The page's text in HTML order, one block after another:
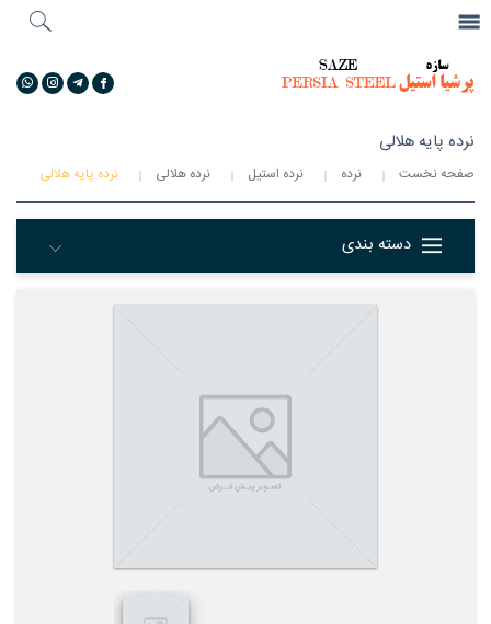
جستجو
نرده پایه هلالی
صفحه نخست نرده نرده استیل نرده هلالی نرده پایه هلالی
دسته بندی